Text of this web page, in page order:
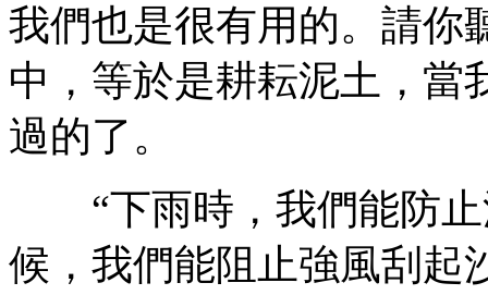
我們也是很有用的。請你
中，等於是耕耘泥土，當
過的了。
“下雨時，我們能防止
候，我們能阻止強風刮起